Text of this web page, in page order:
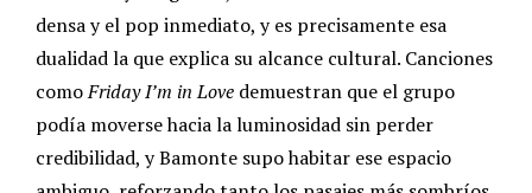
densa y el pop inmediato, y es precisamente esa
dualidad la que explica su alcance cultural. Canciones
comoFriday I’m in Love demuestran que el grupo
podía moverse hacia la luminosidad sin perder
credibilidad, y Bamonte supo habitar ese espacio